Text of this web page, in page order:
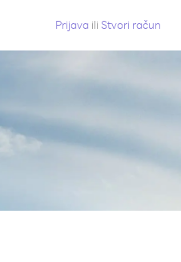
Prijava ili Stvori račun